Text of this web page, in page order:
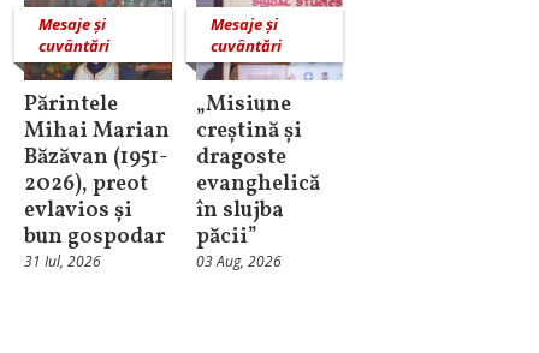
Mesaje și
cuvântări
Părintele
Mihai Marian
Băzăvan (1951-
2026), preot
evlavios și
bun gospodar
31 Iul, 2026
Mesaje și
cuvântări
„Misiune
creștină și
dragoste
evanghelică
în slujba
păcii”
03 Aug, 2026